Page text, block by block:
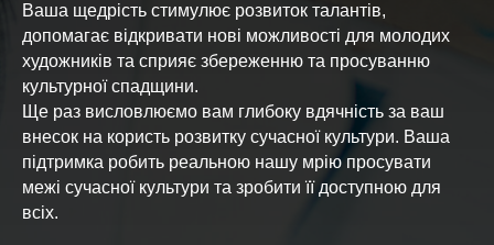
Ваша щедрість стимулює розвиток талантів,
допомагає відкривати нові можливості для молодих
художників та сприяє збереженню та просуванню
культурної спадщини.
Ще раз висловлюємо вам глибоку вдячність за ваш
внесок на користь розвитку сучасної культури. Ваша
підтримка робить реальною нашу мрію просувати
межі сучасної культури та зробити її доступною для
всіх.